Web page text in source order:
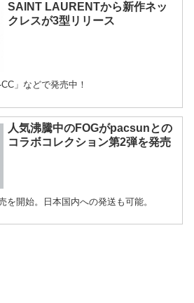
SAINT LAURENTから新作ネッ
クレスが3型リリース
」などで発売中！
人気沸騰中のFOGがpacsunとの
コラボコレクション第2弾を発売
を開始。日本国内への発送も可能。